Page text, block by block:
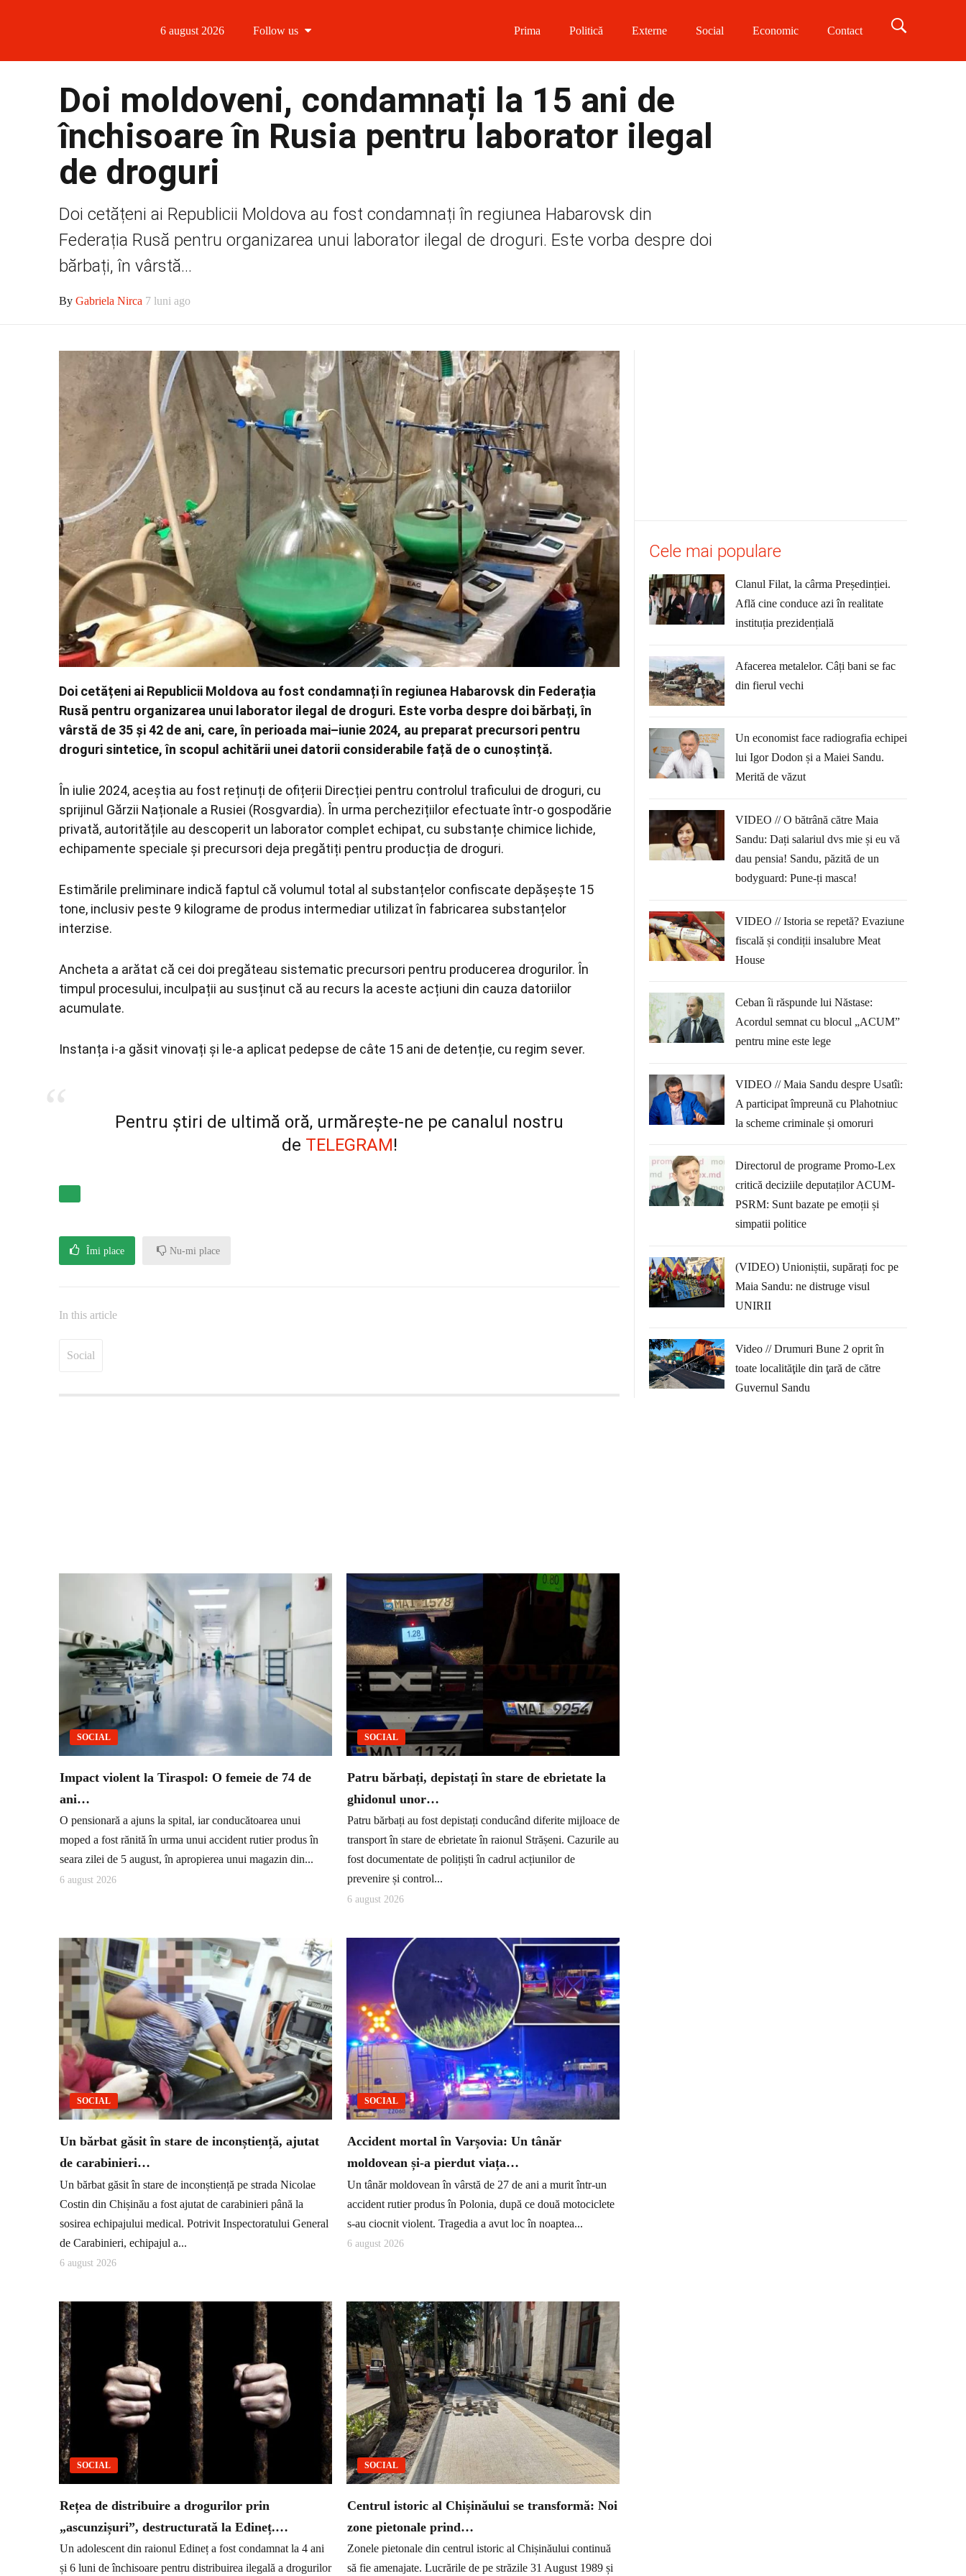
6 august 2026 Follow us
Follow us on Twitter
Prima Politică Externe Social Economic Contact
Doi moldoveni, condamnați la 15 ani de
închisoare în Rusia pentru laborator ilegal
de droguri
Doi cetățeni ai Republicii Moldova au fost condamnați în regiunea Habarovsk din
Federația Rusă pentru organizarea unui laborator ilegal de droguri. Este vorba despre doi
bărbați, în vârstă...
By Gabriela Nirca 7 luni ago
Doi cetățeni ai Republicii Moldova au fost condamnați în regiunea Habarovsk din Federația
Rusă pentru organizarea unui laborator ilegal de droguri. Este vorba despre doi bărbați, în
vârstă de 35 și 42 de ani, care, în perioada mai–iunie 2024, au preparat precursori pentru
droguri sintetice, în scopul achitării unei datorii considerabile față de o cunoștință.
În iulie 2024, aceștia au fost reținuți de ofițerii Direcției pentru controlul traficului de droguri, cu
sprijinul Gărzii Naționale a Rusiei (Rosgvardia). În urma perchezițiilor efectuate într-o gospodărie
privată, autoritățile au descoperit un laborator complet echipat, cu substanțe chimice lichide,
echipamente speciale și precursori deja pregătiți pentru producția de droguri.
Estimările preliminare indică faptul că volumul total al substanțelor confiscate depășește 15
tone, inclusiv peste 9 kilograme de produs intermediar utilizat în fabricarea substanțelor
interzise.
Ancheta a arătat că cei doi pregăteau sistematic precursori pentru producerea drogurilor. În
timpul procesului, inculpații au susținut că au recurs la aceste acțiuni din cauza datoriilor
acumulate.
Instanța i-a găsit vinovați și le-a aplicat pedepse de câte 15 ani de detenție, cu regim sever.
Pentru știri de ultimă oră, urmărește-ne pe canalul nostru
de TELEGRAM!
Îmi place Nu-mi place
In this article
Social
SOCIAL
Impact violent la Tiraspol: O femeie de 74 de
ani…
O pensionară a ajuns la spital, iar conducătoarea unui
moped a fost rănită în urma unui accident rutier produs în
seara zilei de 5 august, în apropierea unui magazin din...
6 august 2026
SOCIAL
Patru bărbați, depistați în stare de ebrietate la
ghidonul unor…
Patru bărbați au fost depistați conducând diferite mijloace de
transport în stare de ebrietate în raionul Strășeni. Cazurile au
fost documentate de polițiști în cadrul acțiunilor de
prevenire și control...
6 august 2026
SOCIAL
Un bărbat găsit în stare de inconștiență, ajutat
de carabinieri…
Un bărbat găsit în stare de inconștiență pe strada Nicolae
Costin din Chișinău a fost ajutat de carabinieri până la
sosirea echipajului medical. Potrivit Inspectoratului General
de Carabinieri, echipajul a...
6 august 2026
SOCIAL
Accident mortal în Varșovia: Un tânăr
moldovean și-a pierdut viața…
Un tânăr moldovean în vârstă de 27 de ani a murit într-un
accident rutier produs în Polonia, după ce două motociclete
s-au ciocnit violent. Tragedia a avut loc în noaptea...
6 august 2026
SOCIAL
Rețea de distribuire a drogurilor prin
„ascunzișuri”, destructurată la Edineț.…
Un adolescent din raionul Edineț a fost condamnat la 4 ani
și 6 luni de închisoare pentru distribuirea ilegală a drogurilor
SOCIAL
Centrul istoric al Chișinăului se transformă: Noi
zone pietonale prind…
Zonele pietonale din centrul istoric al Chișinăului continuă
să fie amenajate. Lucrările de pe străzile 31 August 1989 și
Cele mai populare
Clanul Filat, la cârma Președinției.
Află cine conduce azi în realitate
instituția prezidențială
Afacerea metalelor. Câți bani se fac
din fierul vechi
Un economist face radiografia echipei
lui Igor Dodon și a Maiei Sandu.
Merită de văzut
VIDEO // O bătrână către Maia
Sandu: Dați salariul dvs mie și eu vă
dau pensia! Sandu, păzită de un
bodyguard: Pune-ți masca!
VIDEO // Istoria se repetă? Evaziune
fiscală și condiții insalubre Meat
House
Ceban îi răspunde lui Năstase:
Acordul semnat cu blocul „ACUM”
pentru mine este lege
VIDEO // Maia Sandu despre Usatîi:
A participat împreună cu Plahotniuc
la scheme criminale și omoruri
Directorul de programe Promo-Lex
critică deciziile deputaților ACUM-
PSRM: Sunt bazate pe emoții și
simpatii politice
(VIDEO) Unioniștii, supărați foc pe
Maia Sandu: ne distruge visul
UNIRII
Video // Drumuri Bune 2 oprit în
toate localităţile din ţară de către
Guvernul Sandu